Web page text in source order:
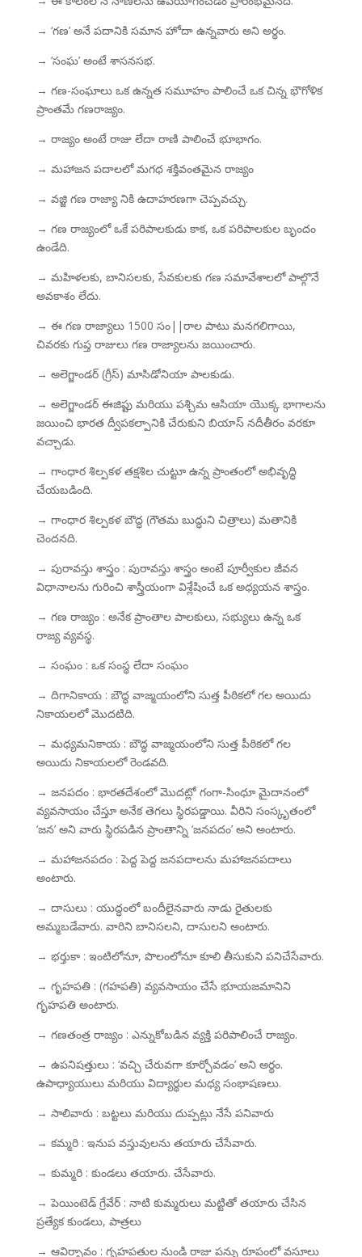
→ ‘గణ’ అనే పదానికి సమాన హోదా ఉన్నవారు అని అర్థం.
→ ‘సంఘ’ అంటే శాసనసభ.
→ గణ-సంఘాలు ఒక ఉన్నత సమూహం పాలించే ఒక చిన్న భౌగోళిక
ప్రాంతమే గణరాజ్యం.
→ రాజ్యం అంటే రాజు లేదా రాణి పాలించే భూభాగం.
→ మహాజన పదాలలో మగధ శక్తివంతమైన రాజ్యం
→ వజ్జి గణ రాజ్యా నికి ఉదాహరణగా చెప్పవచ్చు.
→ గణ రాజ్యంలో ఒకే పరిపాలకుడు కాక, ఒక పరిపాలకుల బృందం
ఉండేది.
→ మహిళలకు, బానిసలకు, సేవకులకు గణ సమావేశాలలో పాల్గొనే
అవకాశం లేదు.
→ ఈ గణ రాజ్యాలు 1500 సం||రాల పాటు మనగలిగాయి,
చివరకు గుప్త రాజులు గణ రాజ్యాలను జయించారు.
→ అలెగ్జాండర్ (గ్రీస్) మాసిడోనియా పాలకుడు.
→ అలెగ్జాండర్ ఈజిప్టు మరియు పశ్చిమ ఆసియా యొక్క భాగాలను
జయించి భారత ద్వీపకల్పానికి చేరుకుని బియాస్ నదీతీరం వరకూ
వచ్చాడు.
→ గాంధార శిల్పకళ తక్షశిల చుట్టూ ఉన్న ప్రాంతంలో అభివృద్ధి
చేయబడింది.
→ గాంధార శిల్పకళ బౌద్ధ (గౌతమ బుద్ధుని చిత్రాలు) మతానికి
చెందనది.
→ పురావస్తు శాస్త్రం : పురావస్తు శాస్త్రం అంటే పూర్వీకుల జీవన
విధానాలను గురించి శాస్త్రీయంగా విశ్లేషించే ఒక అధ్యయన శాస్త్రం.
→ గణ రాజ్యం : అనేక ప్రాంతాల పాలకులు, సభ్యులు ఉన్న ఒక
రాజ్య వ్యవస్థ.
→ సంఘం : ఒక సంస్థ లేదా సంఘం
→ దిగానికాయ : బౌద్ధ వాజ్మయంలోని సుత్త పీఠికలో గల అయిదు
నికాయలలో మొదటిది.
→ మధ్యమనికాయ : బౌద్ధ వాజ్మయంలోని సుత్త పీఠికలో గల
అయిదు నికాయలలో రెండవది.
→ జనపదం : భారతదేశంలో మొదట్లో గంగా-సింధూ మైదానంలో
వ్యవసాయం చేస్తూ అనేక తెగలు స్థిరపడ్డాయి. వీరిని సంస్కృతంలో
‘జన’ అని వారు స్థిరపడిన ప్రాంతాన్ని ‘జనపదం’ అని అంటారు.
→ మహాజనపదం : పెద్ద పెద్ద జనపదాలను మహాజనపదాలు
అంటారు.
→ దాసులు : యుద్ధంలో బందీలైనవారు నాడు రైతులకు
అమ్మబడేవారు. వారిని బానిసలని, దాసులని అంటారు.
→ భర్తుకా : ఇంటిలోనూ, పొలంలోనూ కూలి తీసుకుని పనిచేసేవారు.
→ గృహపతి : (గహపతి) వ్యవసాయం చేసే భూయజమానిని
గృహపతి అంటారు.
→ గణతంత్ర రాజ్యం : ఎన్నుకోబడిన వ్యక్తి పరిపాలించే రాజ్యం.
→ ఉపనిషత్తులు : ‘వచ్చి చేరువగా కూర్చోవడం’ అని అర్థం.
ఉపాధ్యాయులు మరియు విద్యార్థుల మధ్య సంభాషణలు.
→ సాలివారు : బట్టలు మరియు దుప్పట్లు నేసే పనివారు
→ కమ్మరి : ఇనుప వస్తువులను తయారు చేసేవారు.
→ కుమ్మరి : కుండలు తయారు. చేసేవారు.
→ పెయింటెడ్ గ్రేవేర్ : నాటి కుమ్మరులు మట్టితో తయారు చేసిన
ప్రత్యేక కుండలు, పాత్రలు
→ ఆవిర్భావం : గృహపతుల నుండి రాజు పన్ను రూపంలో వసూలు